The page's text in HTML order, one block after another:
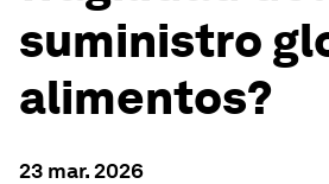
suministro
alimentos?
23 mar. 2026